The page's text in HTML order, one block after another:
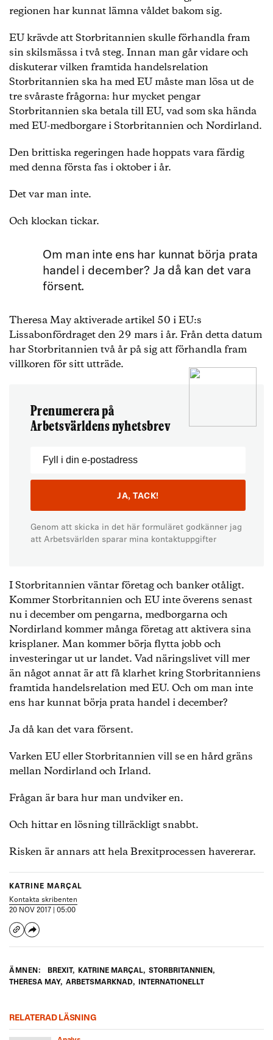
regionen har kunnat lämna våldet bakom sig.
EU krävde att Storbritannien skulle förhandla fram
sin skilsmässa i två steg. Innan man går vidare och
diskuterar vilken framtida handelsrelation
Storbritannien ska ha med EU måste man lösa ut de
tre svåraste frågorna: hur mycket pengar
Storbritannien ska betala till EU, vad som ska hända
med EU-medborgare i Storbritannien och Nordirland.
Den brittiska regeringen hade hoppats vara färdig
med denna första fas i oktober i år.
Det var man inte.
Och klockan tickar.
Om man inte ens har kunnat börja prata
handel i december? Ja då kan det vara
försent.
Theresa May aktiverade artikel 50 i EU:s
Lissabonfördraget den 29 mars i år. Från detta datum
har Storbritannien två år på sig att förhandla fram
villkoren för sitt utträde.
Prenumerera på
Arbetsvärldens nyhetsbrev
Genom att skicka in det här formuläret godkänner jag
att Arbetsvärlden sparar mina kontaktuppgifter
I Storbritannien väntar företag och banker otåligt.
Kommer Storbritannien och EU inte överens senast
nu i december om pengarna, medborgarna och
Nordirland kommer många företag att aktivera sina
krisplaner. Man kommer börja flytta jobb och
investeringar ut ur landet. Vad näringslivet vill mer
än något annat är att få klarhet kring Storbritanniens
framtida handelsrelation med EU. Och om man inte
ens har kunnat börja prata handel i december?
Ja då kan det vara försent.
Varken EU eller Storbritannien vill se en hård gräns
mellan Nordirland och Irland.
Frågan är bara hur man undviker en.
Och hittar en lösning tillräckligt snabbt.
Risken är annars att hela Brexitprocessen havererar.
KATRINE MARÇAL
Kontakta skribenten
20 NOV 2017 | 05:00
ÄMNEN: BREXIT, KATRINE MARÇAL, STORBRITANNIEN,
THERESA MAY, ARBETSMARKNAD, INTERNATIONELLT
RELATERAD LÄSNING